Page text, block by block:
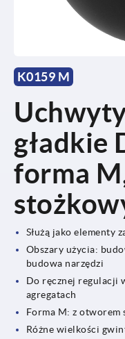
K0159 M
gładkie
forma
Służą jako elementy
Obszary użycia:
budowa narzędzi
Do ręcznej regulacji
agregatach
Forma M: z otworem
Różne wielkości